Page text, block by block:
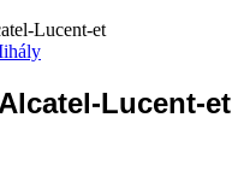
Lucent-et
Lucent-et